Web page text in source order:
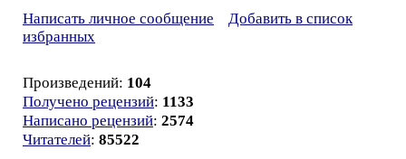
Написать личное сообщение
Добавить в список
избранных
Произведений: 104
Получено рецензий: 1133
Написано рецензий: 2574
Читателей: 85522